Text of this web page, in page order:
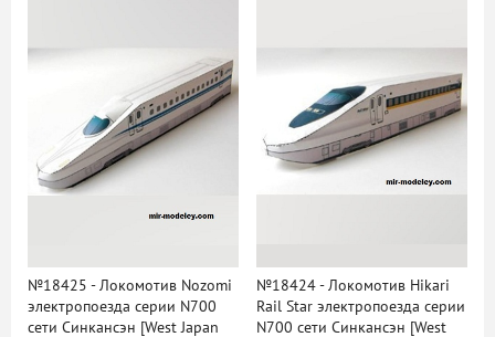
№18425 - Локомотив Nozomi
электропоезда серии N700
сети Синкансэн [West Japan
№18424 - Локомотив Hikari
Rail Star электропоезда серии
N700 сети Синкансэн [West